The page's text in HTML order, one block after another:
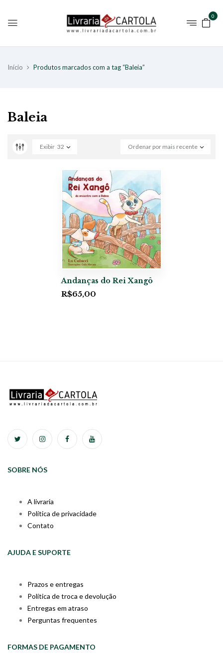
0
Início Produtos marcados com a tag “Baleia”
Baleia
Ordenar por mais recente
Exibir 32
Andanças do Rei Xangô
R$65,00
SOBRE NÓS
A livraria
Política de privacidade
Contato
AJUDA E SUPORTE
Prazos e entregas
Política de troca e devolução
Entregas em atraso
Perguntas frequentes
FORMAS DE PAGAMENTO